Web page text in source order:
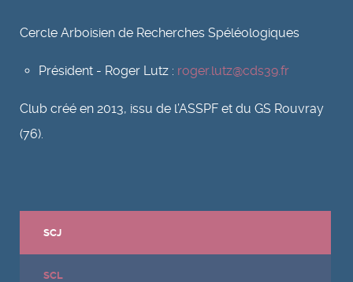
Cercle Arboisien de Recherches Spéléologiques
Président - Roger Lutz : roger.lutz@cds39.fr
Club créé en 2013, issu de l’ASSPF et du GS Rouvray
(76).
SCJ
SCL